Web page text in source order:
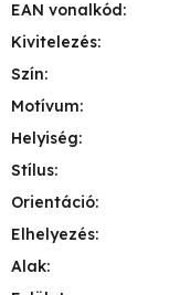
EAN vonalkód:
Kivitelezés:
Szín:
Motívum:
Helyiség:
Stílus:
Orientáció:
Elhelyezés:
Alak: